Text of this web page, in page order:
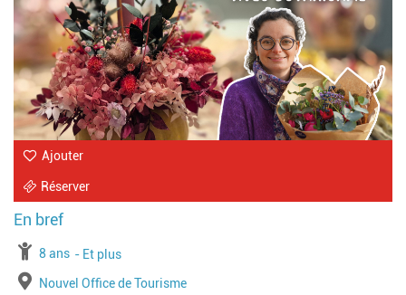
Ajouter
Réserver
À partir de
8 ans Jusqu'à l'age de
Et plus
Lieu
Nouvel Office de Tourisme